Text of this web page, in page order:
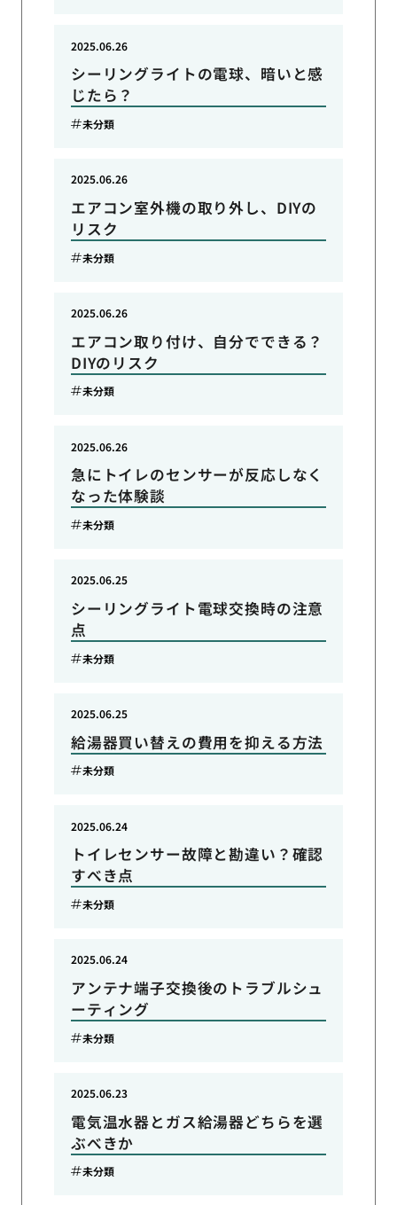
シーリングライトの電球、暗いと感
じたら？
2025.06.26
未分類
エアコン室外機の取り外し、DIYの
リスク
2025.06.26
未分類
エアコン取り付け、自分でできる？
DIYのリスク
2025.06.26
未分類
急にトイレのセンサーが反応しなく
なった体験談
2025.06.26
未分類
シーリングライト電球交換時の注意
点
2025.06.25
未分類
給湯器買い替えの費用を抑える方法
2025.06.25
未分類
トイレセンサー故障と勘違い？確認
すべき点
2025.06.24
未分類
アンテナ端子交換後のトラブルシュ
ーティング
2025.06.24
未分類
電気温水器とガス給湯器どちらを選
ぶべきか
2025.06.23
未分類